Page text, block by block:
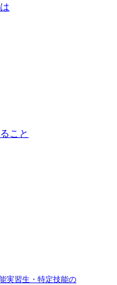
こと
実習生・特定技能の